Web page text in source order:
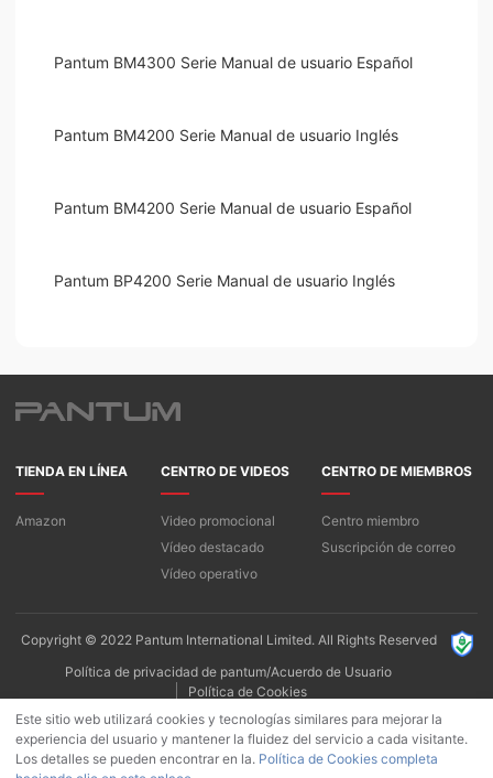
Pantum BM4300 Serie Manual de usuario Español
Pantum BM4200 Serie Manual de usuario Inglés
Pantum BM4200 Serie Manual de usuario Español
Pantum BP4200 Serie Manual de usuario Inglés
TIENDA EN LÍNEA
Amazon
CENTRO DE VIDEOS
Video promocional
Vídeo destacado
Vídeo operativo
CENTRO DE MIEMBROS
Centro miembro
Suscripción de correo
Copyright © 2022 Pantum International Limited. All Rights Reserved
Política de privacidad de pantum/Acuerdo de Usuario
Política de Cookies
Este sitio web utilizará cookies y tecnologías similares para mejorar la
experiencia del usuario y mantener la fluidez del servicio a cada visitante.
Los detalles se pueden encontrar en la. Política de Cookies completa